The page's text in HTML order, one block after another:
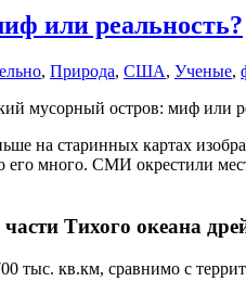
или реальность?
, Природа, США, Ученые,
на старинных картах
много. СМИ окрестили
Тихого океана
тыс. кв.км, сравнимо с